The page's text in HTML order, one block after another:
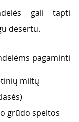
gali tapti
desertu.
pagaminti
miltų
grūdo speltos